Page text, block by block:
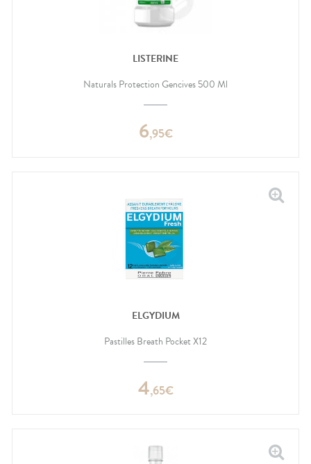
LISTERINE
Naturals Protection Gencives 500 Ml
6,95€
ELGYDIUM
Pastilles Breath Pocket X12
4,65€